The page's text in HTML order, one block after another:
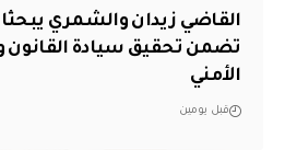
القاضي زيدان والشمري
تضمن تحقيق سيادة القانون
الأمني
قبل يومين